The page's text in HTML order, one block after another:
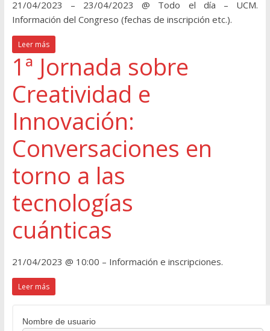
21/04/2023 – 23/04/2023 @ Todo el día – UCM.
Información del Congreso (fechas de inscripción etc.).
Leer más
1ª Jornada sobre
Creatividad e
Innovación:
Conversaciones en
torno a las
tecnologías
cuánticas
21/04/2023 @ 10:00 – Información e inscripciones.
Leer más
Nombre de usuario